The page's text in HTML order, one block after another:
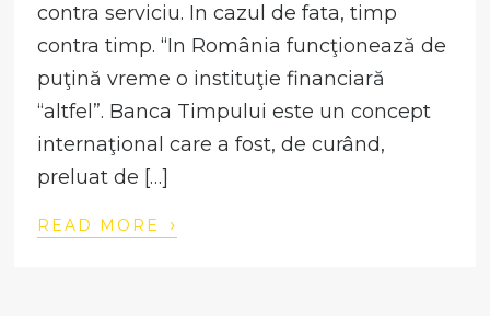
contra serviciu. In cazul de fata, timp
contra timp. “In România funcţionează de
puţină vreme o instituţie financiară
“altfel”. Banca Timpului este un concept
internaţional care a fost, de curând,
preluat de […]
READ MORE ›